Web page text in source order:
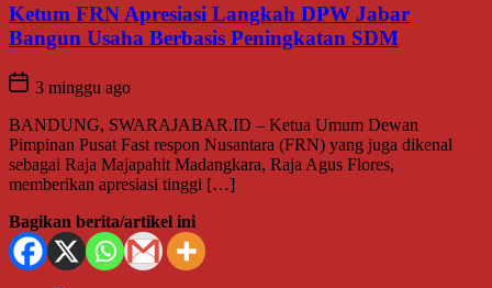
Ketum FRN Apresiasi Langkah DPW Jabar
Bangun Usaha Berbasis Peningkatan SDM
3 minggu ago
BANDUNG, SWARAJABAR.ID – Ketua Umum Dewan
Pimpinan Pusat Fast respon Nusantara (FRN) yang juga dikenal
sebagai Raja Majapahit Madangkara, Raja Agus Flores,
memberikan apresiasi tinggi […]
Bagikan berita/artikel ini